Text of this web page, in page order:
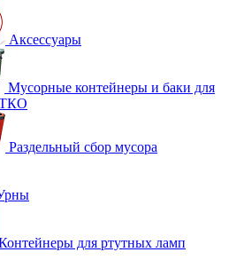
Аксессуары
Мусорные контейнеры и баки для
ТКО
Раздельный сбор мусора
для ртутных ламп